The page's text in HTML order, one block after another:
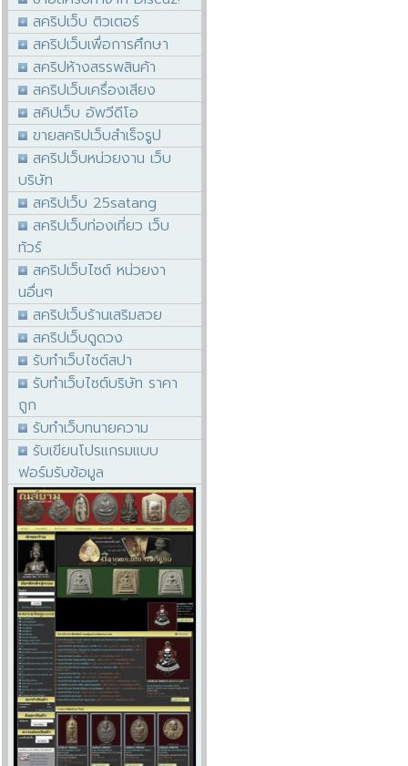
สคริปเว็บ ติวเตอร์
สคริปเว็บเพื่อการศึกษา
สคริปห้างสรรพสินค้า
สคริปเว็บเครื่องเสียง
สคิปเว็บ อัพวีดีโอ
ขายสคริปเว็บสำเร็จรูป
สคริปเว็บหน่วยงาน เว็บ
บริษัท
สคริปเว็บ 25satang
สคริปเว็บท่องเที่ยว เว็บ
ทัวร์
สคริปเว็บไซต์ หน่วยงา
นอื่นๆ
สคริปเว็บร้านเสริมสวย
สคริปเว็บดูดวง
รับทำเว็บไซต์สปา
รับทำเว็บไซต์บริษัท ราคา
ถูก
รับทำเว็บทนายความ
รับเขียนโปรแกรมแบบ
ฟอร์มรับข้อมูล